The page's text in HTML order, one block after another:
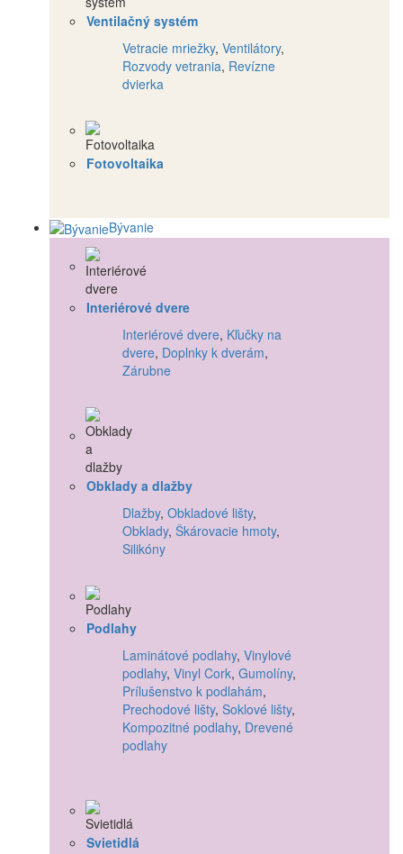
Ventilačný systém
Vetracie mriežky, Ventilátory,
Rozvody vetrania, Revízne
dvierka
Fotovoltaika
Bývanie
Interiérové dvere
Interiérové dvere, Kľučky na
dvere, Doplnky k dverám,
Zárubne
Obklady a dlažby
Dlažby, Obkladové lišty,
Obklady, Škárovacie hmoty,
Silikóny
Podlahy
Laminátové podlahy, Vinylové
podlahy, Vinyl Cork, Gumolíny,
Prílušenstvo k podlahám,
Prechodové lišty, Soklové lišty,
Kompozitné podlahy, Drevené
podlahy
Svietidlá